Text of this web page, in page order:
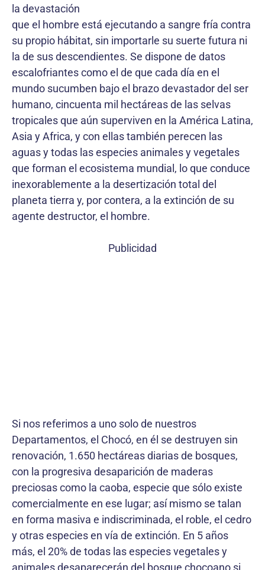
la devastación
que el hombre está ejecutando a sangre fría contra
su propio hábitat, sin importarle su suerte futura ni
la de sus descendientes. Se dispone de datos
escalofriantes como el de que cada día en el
mundo sucumben bajo el brazo devastador del ser
humano, cincuenta mil hectáreas de las selvas
tropicales que aún superviven en la América Latina,
Asia y Africa, y con ellas también perecen las
aguas y todas las especies animales y vegetales
que forman el ecosistema mundial, lo que conduce
inexorablemente a la desertización total del
planeta tierra y, por contera, a la extinción de su
agente destructor, el hombre.
Publicidad
Si nos referimos a uno solo de nuestros
Departamentos, el Chocó, en él se destruyen sin
renovación, 1.650 hectáreas diarias de bosques,
con la progresiva desaparición de maderas
preciosas como la caoba, especie que sólo existe
comercialmente en ese lugar; así mismo se talan
en forma masiva e indiscriminada, el roble, el cedro
y otras especies en vía de extinción. En 5 años
más, el 20% de todas las especies vegetales y